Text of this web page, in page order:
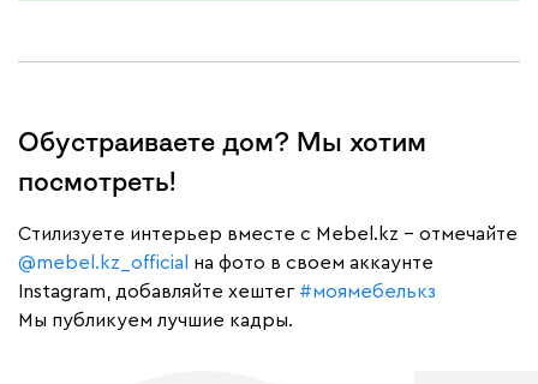
Обустраиваете дом? Мы хотим
посмотреть!
Cтилизуете интерьер вместе с Mebel.kz – отмечайте
@mebel.kz_official
на фото в своем аккаунте
Instagram, добавляйте хештег #моямебелькз
Мы публикуем лучшие кадры.